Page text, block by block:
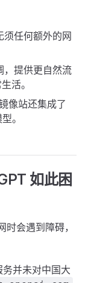
须任何额外的网
，提供更自然流
活。
像站还集成了
。
如此困
会遇到障碍，
并未对中国大